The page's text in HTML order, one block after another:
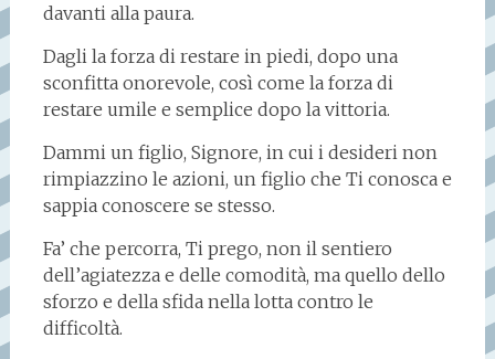
davanti alla paura.
Dagli la forza di restare in piedi, dopo una
sconfitta onorevole, così come la forza di
restare umile e semplice dopo la vittoria.
Dammi un figlio, Signore, in cui i desideri non
rimpiazzino le azioni, un figlio che Ti conosca e
sappia conoscere se stesso.
Fa’ che percorra, Ti prego, non il sentiero
dell’agiatezza e delle comodità, ma quello dello
sforzo e della sfida nella lotta contro le
difficoltà.